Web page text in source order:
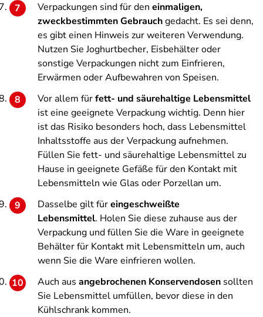
Verpackungen sind für den einmaligen,
zweckbestimmten Gebrauchgedacht. Es sei denn,
es gibt einen Hinweis zur weiteren Verwendung.
Nutzen Sie Joghurtbecher, Eisbehälter oder
sonstige Verpackungen nicht zum Einfrieren,
Erwärmen oder Aufbewahren von Speisen.
Vor allem fürfett- und säurehaltige Lebensmittel
ist eine geeignete Verpackung wichtig. Denn hier
ist das Risiko besonders hoch, dass Lebensmittel
Inhaltsstoffe aus der Verpackung aufnehmen.
Füllen Sie fett- und säurehaltige Lebensmittel zu
Hause in geeignete Gefäße für den Kontakt mit
Lebensmitteln wie Glas oder Porzellan um.
Dasselbe gilt füreingeschweißte
Lebensmittel. Holen Sie diese zuhause aus der
Verpackung und füllen Sie die Ware in geeignete
Behälter für Kontakt mit Lebensmitteln um, auch
wenn Sie die Ware einfrieren wollen.
Auch aus angebrochenen Konservendosen sollten
Sie Lebensmittel umfüllen, bevor diese in den
Kühlschrank kommen.